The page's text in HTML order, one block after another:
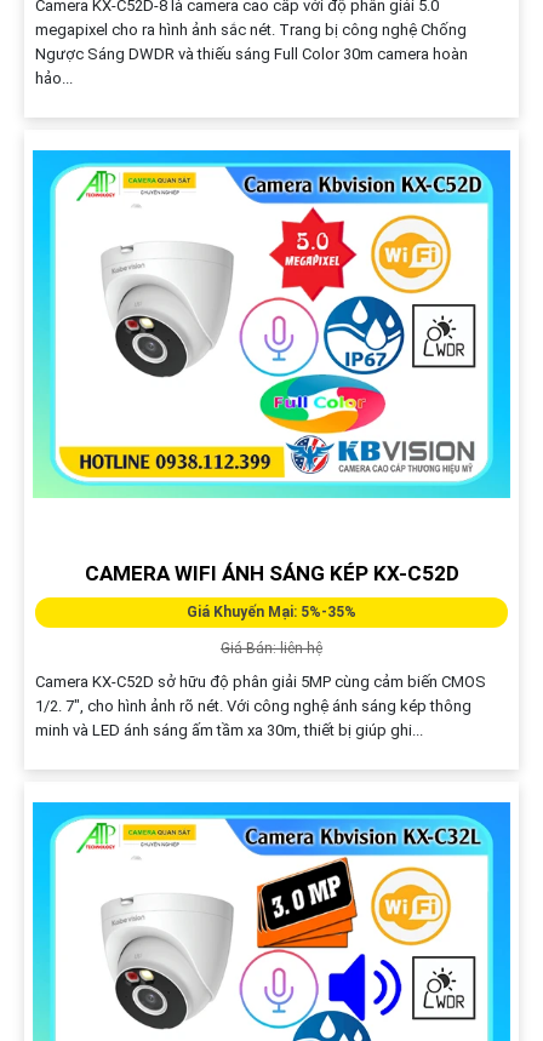
Camera KX-C52D-8 là camera cao cấp với độ phân giải 5.0
megapixel cho ra hình ảnh sắc nét. Trang bị công nghệ Chống
Ngược Sáng DWDR và thiếu sáng Full Color 30m camera hoàn
hảo...
CAMERA WIFI ÁNH SÁNG KÉP KX-C52D
Giá Khuyến Mại: 5%-35%
Giá Bán: liên hệ
Camera KX-C52D sở hữu độ phân giải 5MP cùng cảm biến CMOS
1/2. 7", cho hình ảnh rõ nét. Với công nghệ ánh sáng kép thông
minh và LED ánh sáng ấm tầm xa 30m, thiết bị giúp ghi...